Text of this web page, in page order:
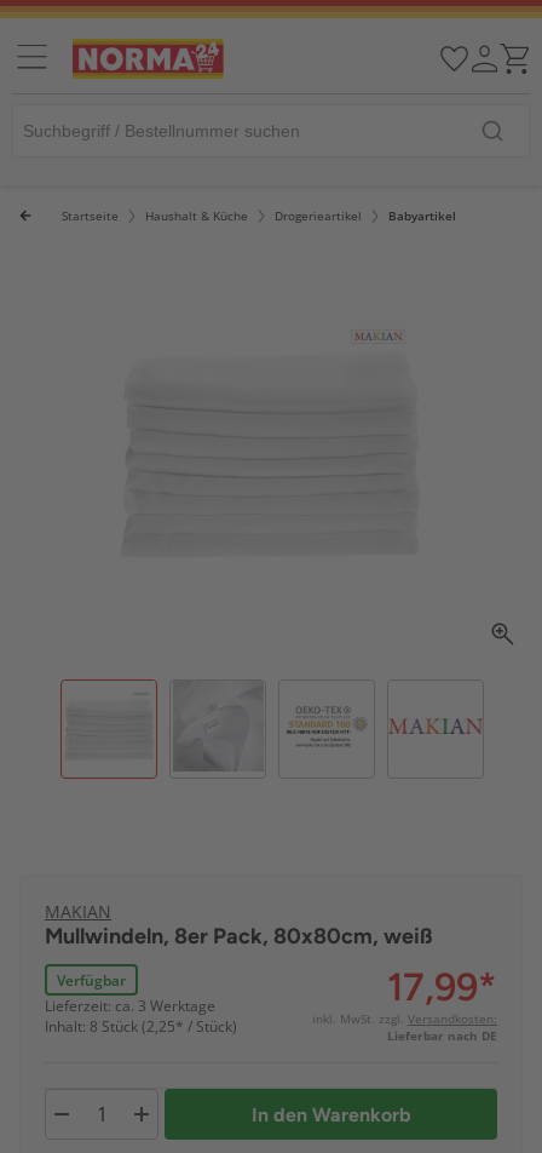
Startseite Haushalt & Küche Drogerieartikel Babyartikel
MAKIAN
Mullwindeln, 8er Pack, 80x80cm, weiß
Verfügbar
Lieferzeit: ca. 3 Werktage
Inhalt: 8 Stück (2,25* / Stück)
17,99*
inkl. MwSt. zzgl. Versandkosten:
Lieferbar nach DE
In den Warenkorb